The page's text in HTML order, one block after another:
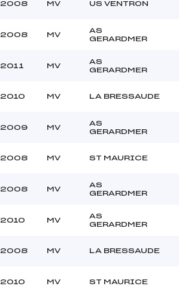
Température départ :
2008 MV US VENTRON
2008 MV
AS
GERARDMER
2011 MV
AS
GERARDMER
2010 MV LA BRESSAUDE
2009 MV
AS
GERARDMER
2008 MV ST MAURICE
2008 MV
AS
GERARDMER
2010 MV
AS
GERARDMER
2008 MV LA BRESSAUDE
2010 MV ST MAURICE